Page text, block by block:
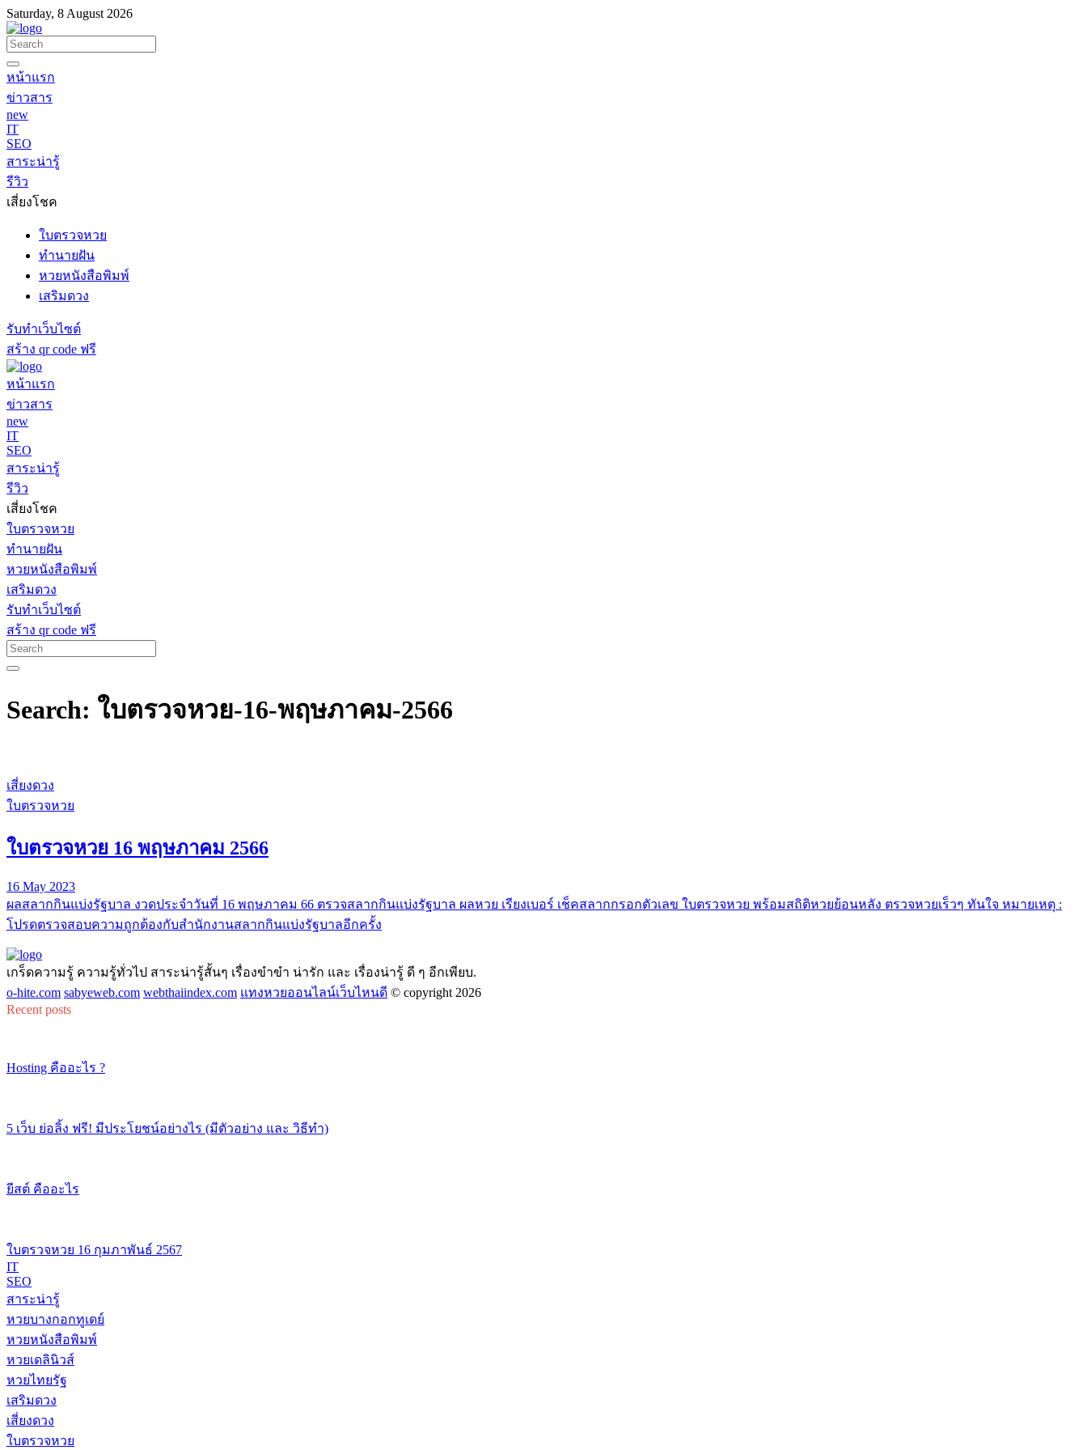
Saturday, 8 August 2026
หน้าแรก
ข่าวสาร
new
IT
SEO
สาระน่ารู้
รีวิว
เสี่ยงโชค
ใบตรวจหวย
ทำนายฝัน
หวยหนังสือพิมพ์
เสริมดวง
รับทำเว็บไซต์
สร้าง qr code ฟรี
หน้าแรก
ข่าวสาร
new
IT
SEO
สาระน่ารู้
รีวิว
เสี่ยงโชค
ใบตรวจหวย
ทำนายฝัน
หวยหนังสือพิมพ์
เสริมดวง
รับทำเว็บไซต์
สร้าง qr code ฟรี
Search: ใบตรวจหวย-16-พฤษภาคม-2566
เสี่ยงดวง
ใบตรวจหวย
ใบตรวจหวย 16 พฤษภาคม 2566
16 May 2023
ผลสลากกินแบ่งรัฐบาล งวดประจำวันที่ 16 พฤษภาคม 66 ตรวจสลากกินแบ่งรัฐบาล ผลหวย เรียงเบอร์ เช็คสลากกรอกตัวเลข ใบตรวจหวย พร้อมสถิติหวยย้อนหลัง ตรวจหวยเร็วๆ ทันใจ หมายเหตุ :
โปรดตรวจสอบความถูกต้องกับสำนักงานสลากกินแบ่งรัฐบาลอีกครั้ง
เกร็ดความรู้ ความรู้ทั่วไป สาระน่ารู้สั้นๆ เรื่องขำขำ น่ารัก และ เรื่องน่ารู้ ดี ๆ อีกเพียบ.
o-hite.com sabyeweb.com webthaiindex.com แทงหวยออนไลน์เว็บไหนดี © copyright 2026
Recent posts
Hosting คืออะไร ?
5 เว็บ ย่อลิ้ง ฟรี! มีประโยชน์อย่างไร (มีตัวอย่าง และ วิธีทำ)
ยีสต์ คืออะไร
ใบตรวจหวย 16 กุมภาพันธ์ 2567
IT
SEO
สาระน่ารู้
หวยบางกอกทูเดย์
หวยหนังสือพิมพ์
หวยเดลินิวส์
หวยไทยรัฐ
เสริมดวง
เสี่ยงดวง
ใบตรวจหวย